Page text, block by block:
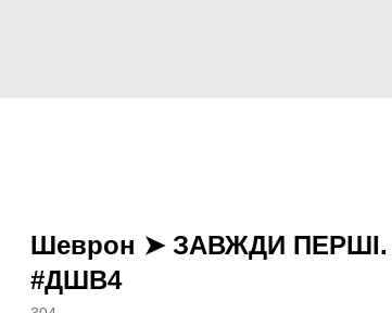
Шеврон ➤ ЗАВЖДИ ПЕРШІ.
#ДШВ4